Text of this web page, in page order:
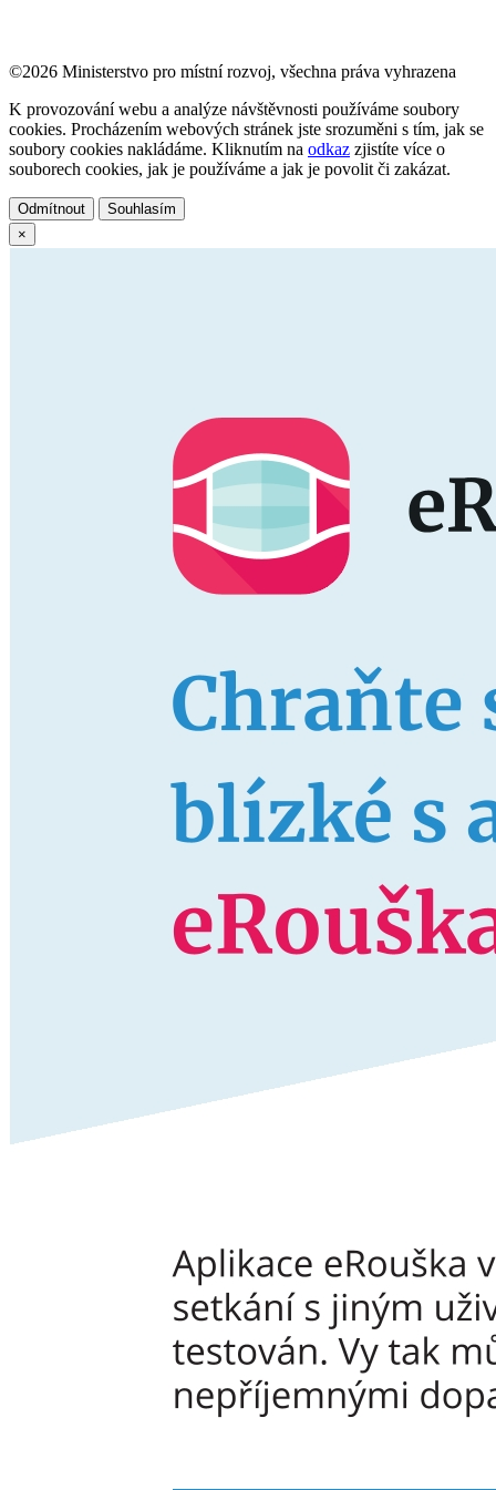
©2026 Ministerstvo pro místní rozvoj, všechna práva vyhrazena
K provozování webu a analýze návštěvnosti používáme soubory
cookies. Procházením webových stránek jste srozuměni s tím, jak se
soubory cookies nakládáme. Kliknutím na odkaz zjistíte více o
souborech cookies, jak je používáme a jak je povolit či zakázat.
Odmítnout
Souhlasím
×